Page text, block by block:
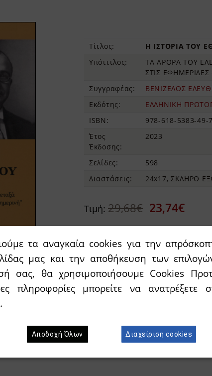
Τίτλος:
Η ΙΣΤΟΡΙΑ ΤΟΥ
Υπότιτλος:
ΤΑ ΑΡΘΡΑ ΤΟΥ
ΣΤΙΣ
Συγγραφέας:
ΒΕΝΙΖΕΛΟΣ
Εκδότης:
ΕΛΛΗΝΙΚΗ
ISBN:
978-618-5383-49-7
Έτος
Έκδοσης:
2023
Σελίδες:
598
Διαστάσεις:
24x17, ΣΚΛΗΡΟ
Τιμή:29,68€ 23,74€
Διαθεσιμότητα: `Αμεσα διαθέσιμο
Wishlist Προσθήκη
τα αναγκαία cookies για την
μας και την αποθήκευση των
σας, θα χρησιμοποιήσουμε Cookies
πληροφορίες μπορείτε να ανατρέξετε
.
Αποδοχή Όλων Διαχείριση cookies